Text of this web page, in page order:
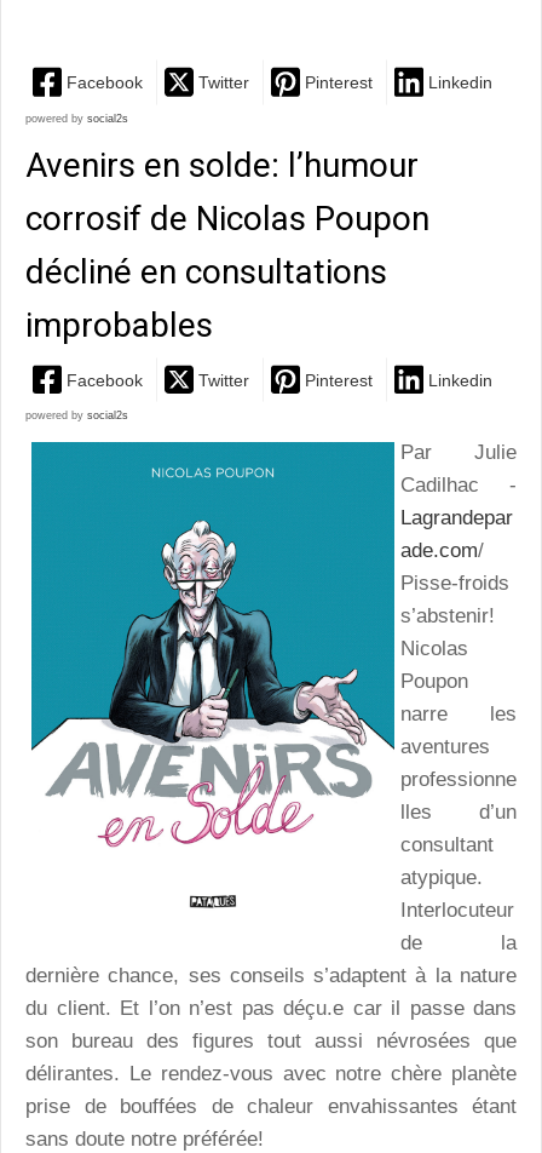
Facebook Twitter Pinterest Linkedin
powered by social2s
Avenirs en solde: l’humour
corrosif de Nicolas Poupon
décliné en consultations
improbables
Facebook Twitter Pinterest Linkedin
powered by social2s
Par Julie
Cadilhac -
Lagrandepar
ade.com/
Pisse-froids
s’abstenir!
Nicolas
Poupon
narre les
aventures
professionne
lles d’un
consultant
atypique.
Interlocuteur
de la
dernière chance, ses conseils s’adaptent à la nature
du client. Et l’on n’est pas déçu.e car il passe dans
son bureau des figures tout aussi névrosées que
délirantes. Le rendez-vous avec notre chère planète
prise de bouffées de chaleur envahissantes étant
sans doute notre préférée!